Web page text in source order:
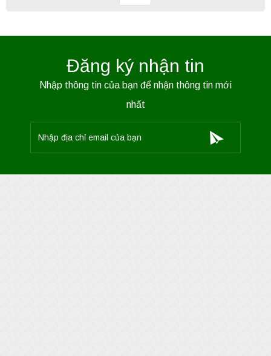
Đăng ký nhận tin
Nhập thông tin của bạn để nhận thông tin mới
nhất